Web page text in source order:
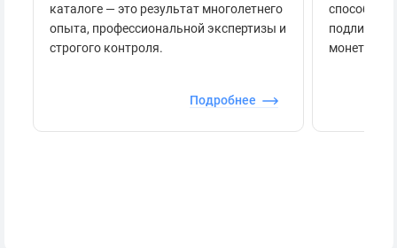
каталоге — это результат многолетнего
опыта, профессиональной экспертизы и
строгого контроля.
Подробнее
способов
монеты.